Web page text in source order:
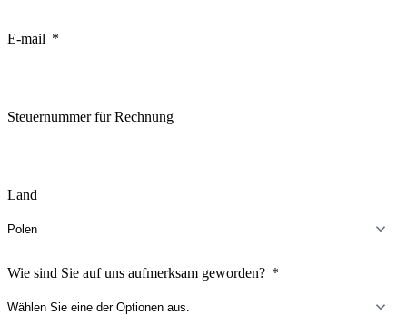
E-mail
Steuernummer für Rechnung
Land
Wie sind Sie auf uns aufmerksam geworden?